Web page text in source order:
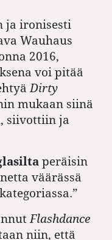
ja ironisesti
Wauhaus
2016,
voi pitää
Dirty
mukaan siinä
siivottiin ja
peräisin
väärässä
Flashdance
niin, että